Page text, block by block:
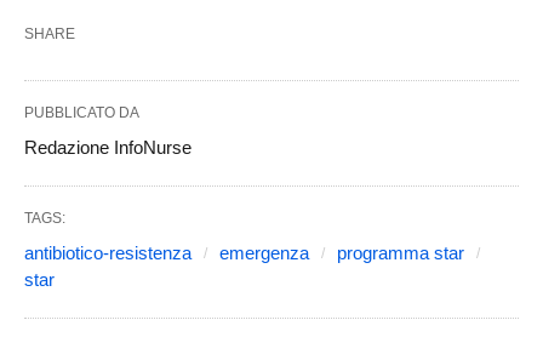
SHARE
PUBBLICATO DA
Redazione InfoNurse
TAGS:
antibiotico-resistenza emergenza
programma star
star